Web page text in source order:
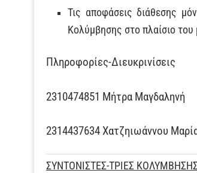
Τις αποφάσεις διάθεσης
Κολύμβησης στο πλαίσιο
Πληροφορίες-Διευκρινίσεις
2310474851 Μήτρα Μαγδαληνή
2314437634 Χατζηιωάννου
ΣΥΝΤΟΝΙΣΤΕΣ-ΤΡΙΕΣ